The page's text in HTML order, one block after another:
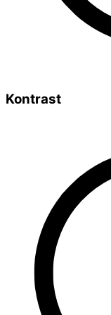
Kontrast